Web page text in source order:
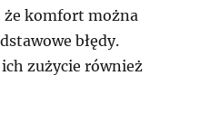
że komfort można
błędy.
zużycie również